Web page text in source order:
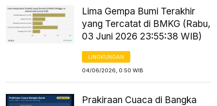
Lima Gempa Bumi Terakhir
yang Tercatat di BMKG (Rabu,
03 Juni 2026 23:55:38 WIB)
LINGKUNGAN
04/06/2026, 0:50 WIB
Prakiraan Cuaca di Bangka